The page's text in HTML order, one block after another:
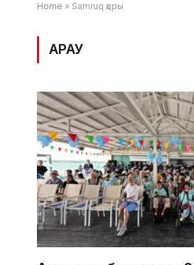
Home » Samruq қоры
ҚАРАУ